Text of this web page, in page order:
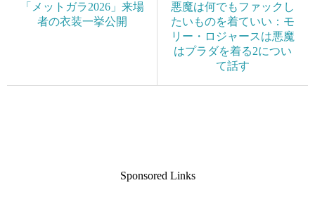
「メットガラ2026」来場
者の衣装一挙公開
悪魔は何でもファックし
たいものを着ていい：モ
リー・ロジャースは悪魔
はプラダを着る2につい
て話す
Sponsored Links